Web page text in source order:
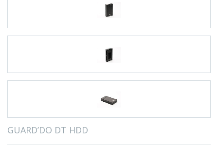
GUARD’DO DT HDD